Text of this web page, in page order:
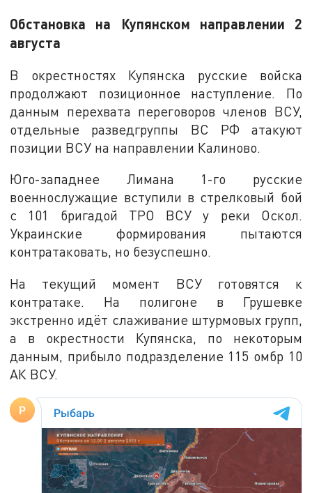
Обстановка на Купянском направлении 2
августа
В окрестностях Купянска русские войска
продолжают позиционное наступление. По
данным перехвата переговоров членов ВСУ,
отдельные разведгруппы ВС РФ атакуют
позиции ВСУ на направлении Калиново.
Юго-западнее Лимана 1-го русские
военнослужащие вступили в стрелковый бой
с 101 бригадой ТРО ВСУ у реки Оскол.
Украинские формирования пытаются
контратаковать, но безуспешно.
На текущий момент ВСУ готовятся к
контратаке. На полигоне в Грушевке
экстренно идёт слаживание штурмовых групп,
а в окрестности Купянска, по некоторым
данным, прибыло подразделение 115 омбр 10
АК ВСУ.